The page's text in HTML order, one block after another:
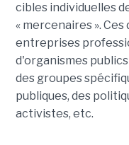
cibles individuelles
« mercenaires ».
entreprises
d'organismes
des groupes
publiques, des
activistes, etc.